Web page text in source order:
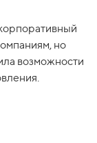
но
возможности